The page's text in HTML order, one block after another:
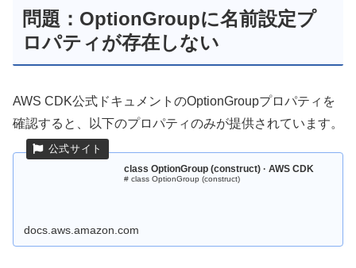
問題：OptionGroupに名前設定プ
ロパティが存在しない
AWS CDK公式ドキュメントのOptionGroupプロパティを
確認すると、以下のプロパティのみが提供されています。
class OptionGroup (construct) · AWS CDK
# class OptionGroup (construct)
docs.aws.amazon.com